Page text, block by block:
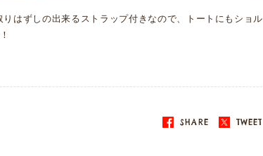
りはずしの出来るストラップ付きなので、トートにもショル
SHARE TWEET